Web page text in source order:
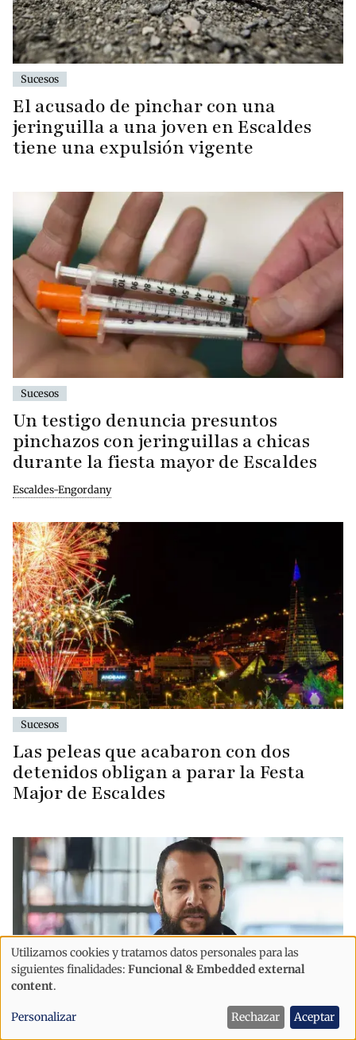
Sucesos
El acusado de pinchar con una
jeringuilla a una joven en Escaldes
tiene una expulsión vigente
Sucesos
Un testigo denuncia presuntos
pinchazos con jeringuillas a chicas
durante la fiesta mayor de Escaldes
Escaldes-Engordany
Sucesos
Las peleas que acabaron con dos
detenidos obligan a parar la Festa
Major de Escaldes
Uso
de
datos
personales
Utilizamos cookies y tratamos datos personales para las
siguientes finalidades: Funcional & Embedded external
content.
Personalizar Rechazar Aceptar